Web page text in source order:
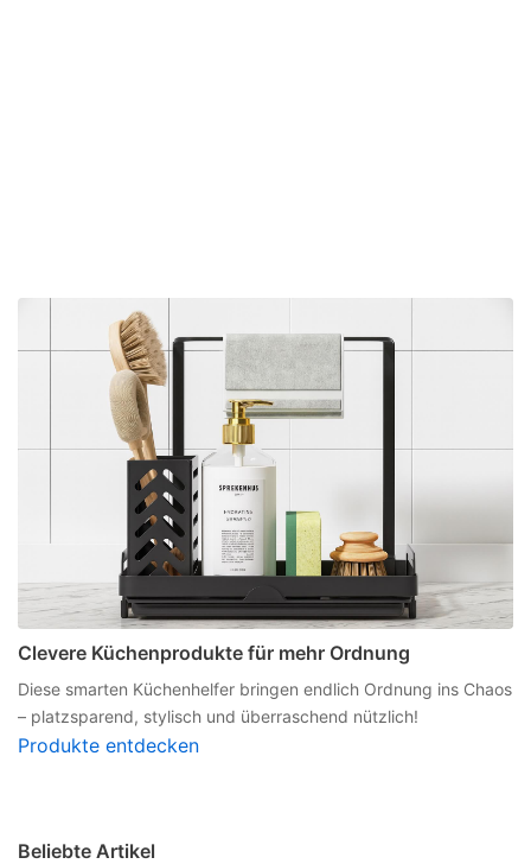
Clevere Küchenprodukte für mehr Ordnung
Diese smarten Küchenhelfer bringen endlich Ordnung ins Chaos
– platzsparend, stylisch und überraschend nützlich!
Produkte entdecken
Beliebte Artikel